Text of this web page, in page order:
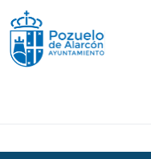
Pasar al contenido principal